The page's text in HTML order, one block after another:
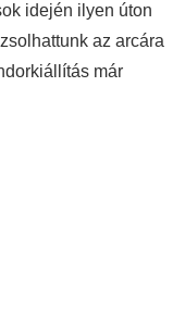
idején ilyen úton
az arcára
már